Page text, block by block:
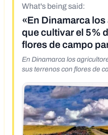
What's being said:
«En Dinamarca
que cultivar el 5%
flores de campo
En Dinamarca los
sus terrenos con flores de